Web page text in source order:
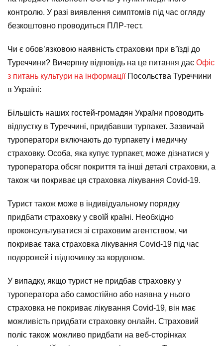
контролю. У разі виявлення симптомів під час огляду
безкоштовно проводиться ПЛР-тест.
Чи є обов’язковою наявність страховки при в’їзді до
Туреччини? Вичерпну відповідь на це питання дає Офіс
з питань культури на інформації Посольства Туреччини
в Україні:
Більшість наших гостей-громадян України проводить
відпустку в Туреччині, придбавши турпакет. Зазвичай
туроператори включають до турпакету і медичну
страховку. Особа, яка купує турпакет, може дізнатися у
туроператора обсяг покриття та інші деталі страховки, а
також чи покриває ця страховка лікування Covid-19.
Турист також може в індивідуальному порядку
придбати страховку у своїй країні. Необхідно
проконсультуватися зі страховим агентством, чи
покриває така страховка лікування Covid-19 під час
подорожей і відпочинку за кордоном.
У випадку, якщо турист не придбав страховку у
туроператора або самостійно або наявна у нього
страховка не покриває лікування Covid-19, він має
можливість придбати страховку онлайн. Страховий
поліс також можливо придбати на веб-сторінках